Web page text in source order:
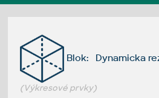
Blok: Dynamicka
(Výkresové prvky)